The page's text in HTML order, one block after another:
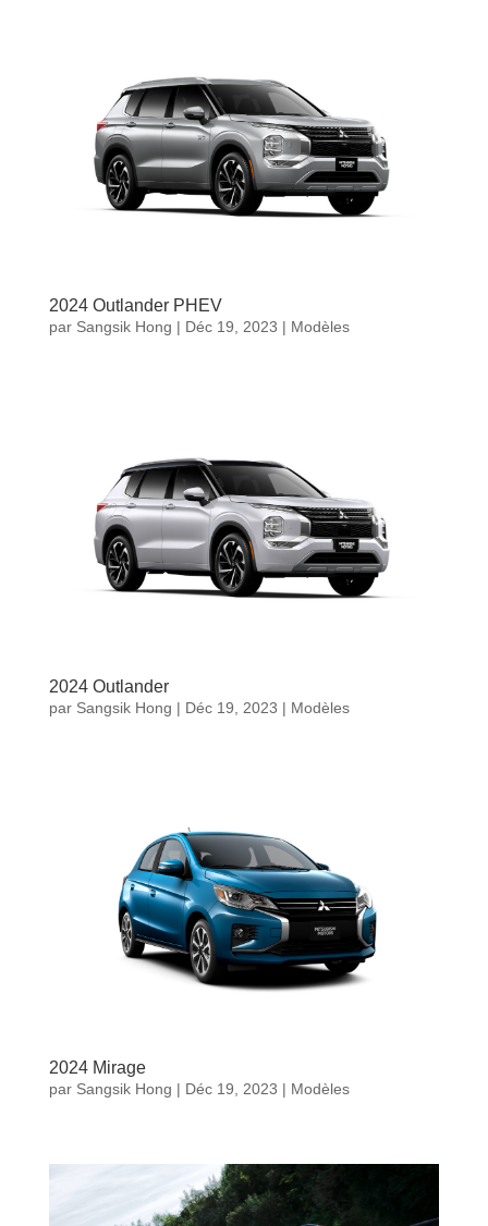
2024 Outlander PHEV
par Sangsik Hong | Déc 19, 2023 | Modèles
2024 Outlander
par Sangsik Hong | Déc 19, 2023 | Modèles
2024 Mirage
par Sangsik Hong | Déc 19, 2023 | Modèles